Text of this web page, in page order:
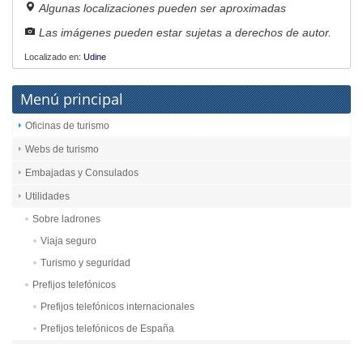
Algunas localizaciones pueden ser aproximadas
Las imágenes pueden estar sujetas a derechos de autor.
Localizado en: Udine
Menú principal
Oficinas de turismo
Webs de turismo
Embajadas y Consulados
Utilidades
Sobre ladrones
Viaja seguro
Turismo y seguridad
Prefijos telefónicos
Prefijos telefónicos internacionales
Prefijos telefónicos de España